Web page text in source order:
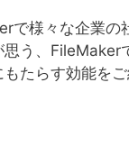
で様々な企業の
思う、FileMaker
たらす効能を